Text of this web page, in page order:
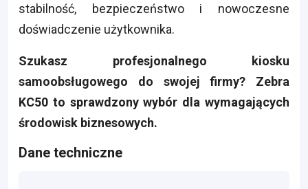
stabilność, bezpieczeństwo i nowoczesne
doświadczenie użytkownika.
Szukasz profesjonalnego kiosku
samoobsługowego do swojej firmy? Zebra
KC50 to sprawdzony wybór dla wymagających
środowisk biznesowych.
Dane techniczne